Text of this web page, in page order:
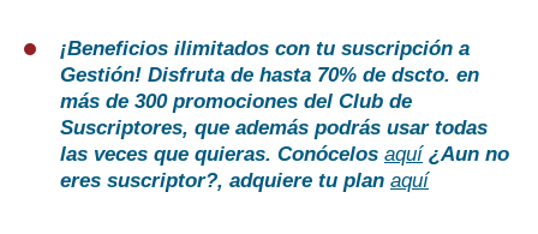
¡Beneficios ilimitados con tu suscripción a
Gestión! Disfruta de hasta 70% de dscto. en
más de 300 promociones del Club de
Suscriptores, que además podrás usar todas
las veces que quieras. Conócelos aquí ¿Aun no
eres suscriptor?, adquiere tu plan aquí